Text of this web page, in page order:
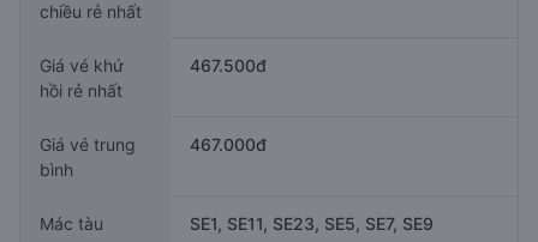
chiều rẻ nhất
Giá vé khứ
hồi rẻ nhất
467.500đ
Giá vé trung
bình
467.000đ
Mác tàu SE1, SE11, SE23, SE5, SE7, SE9